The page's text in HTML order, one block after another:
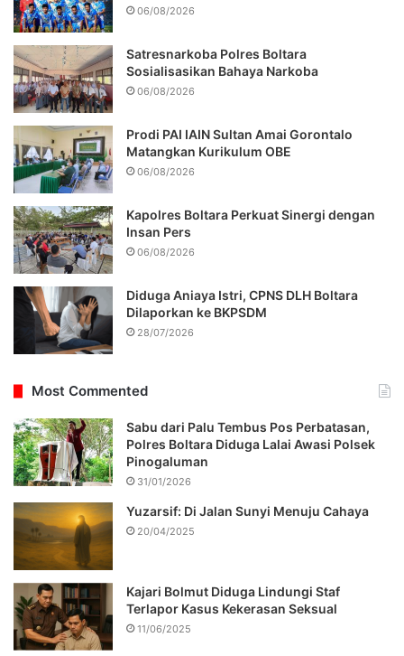
06/08/2026
Satresnarkoba Polres Boltara
Sosialisasikan Bahaya Narkoba
06/08/2026
Prodi PAI IAIN Sultan Amai Gorontalo
Matangkan Kurikulum OBE
06/08/2026
Kapolres Boltara Perkuat Sinergi dengan
Insan Pers
06/08/2026
Diduga Aniaya Istri, CPNS DLH Boltara
Dilaporkan ke BKPSDM
28/07/2026
Most Commented
Sabu dari Palu Tembus Pos Perbatasan,
Polres Boltara Diduga Lalai Awasi Polsek
Pinogaluman
31/01/2026
Yuzarsif: Di Jalan Sunyi Menuju Cahaya
20/04/2025
Kajari Bolmut Diduga Lindungi Staf
Terlapor Kasus Kekerasan Seksual
11/06/2025